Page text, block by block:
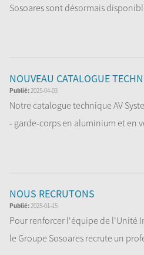
Sosoares sont désormais
NOUVEAU CATALOGUE
Publié:2025-04-03
Notre catalogue technique AV
- garde-corps en aluminium et en
NOUS RECRUTONS
Publié:2025-01-15
Pour renforcer l'équipe de l'Unité
le Groupe Sosoares recrute un